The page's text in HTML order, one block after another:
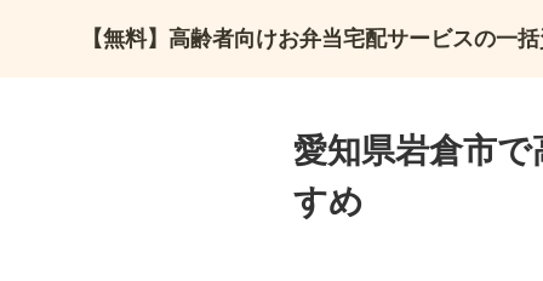
【無料】高齢者向けお弁当宅配サービスの一
愛知県岩倉市
すめ